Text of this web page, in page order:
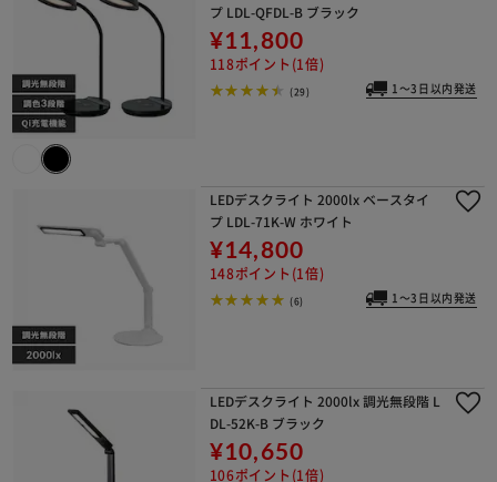
プ LDL-QFDL-B ブラック
¥11,800
118ポイント(1倍)
(29) 1～3日以内発送
LEDデスクライト 2000lx ベースタイ
プ LDL-71K-W ホワイト
¥14,800
148ポイント(1倍)
(6) 1～3日以内発送
LEDデスクライト 2000lx 調光無段階 L
DL-52K-B ブラック
¥10,650
106ポイント(1倍)